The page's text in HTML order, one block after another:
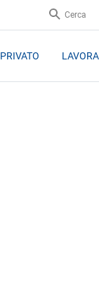
Cerca
PRIVATO